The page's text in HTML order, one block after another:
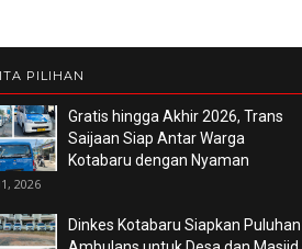
PILIHAN
Gratis hingga Akhir 2026, Trans
Saijaan Siap Antar Warga
Kotabaru dengan Nyaman
2026
Dinkes Kotabaru Siapkan Puluhan